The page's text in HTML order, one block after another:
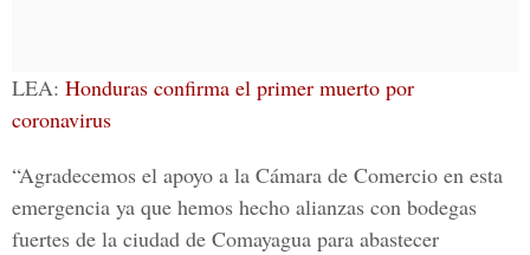
LEA: Honduras confirma el primer muerto por
coronavirus
“Agradecemos el apoyo a la Cámara de Comercio en esta
emergencia ya que hemos hecho alianzas con bodegas
fuertes de la ciudad de Comayagua para abastecer